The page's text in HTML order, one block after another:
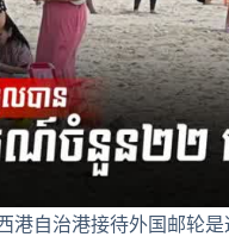
港自治港接待外国邮轮